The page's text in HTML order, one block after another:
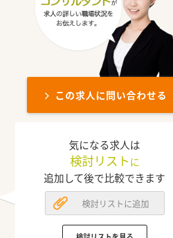
この求人に問い合わせる
気になる求人は
検討リスト に
追加して後で比較できます
検討リストに追加